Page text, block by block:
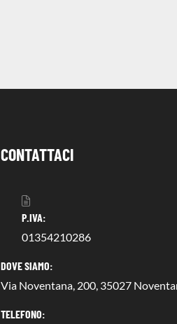
CONTATTACI
P.IVA:
01354210286
DOVE SIAMO:
Via Noventana, 200, 35027
TELEFONO: